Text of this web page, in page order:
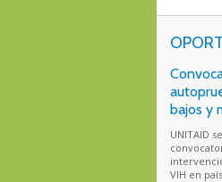
bajos y
UNITAID
VIH en